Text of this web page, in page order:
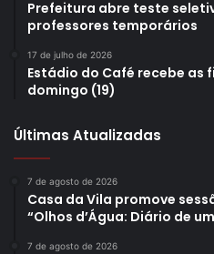
Prefeitura abre teste
professores temporários
17 de julho de 2026
Estádio do Café recebe as
domingo (19)
Últimas Atualizadas
7 de agosto de 2026
Casa da Vila promove
“Olhos d’Água: Diário de
7 de agosto de 2026